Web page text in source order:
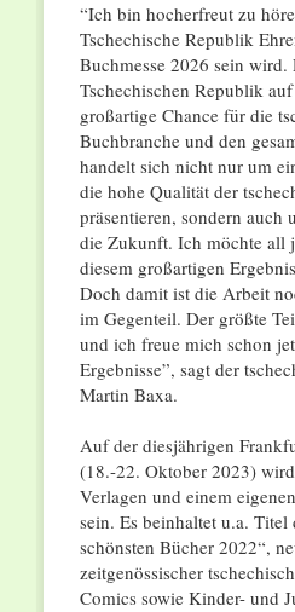
“Ich bin hocherfreut zu
Tschechische Republik
Buchmesse 2026 sein wird.
Tschechischen Republik
großartige Chance für die
Buchbranche und den
handelt sich nicht nur um
die hohe Qualität der
präsentieren, sondern auch
die Zukunft. Ich möchte all
diesem großartigen
Doch damit ist die Arbeit
im Gegenteil. Der größte
und ich freue mich schon
Ergebnisse”, sagt der
Martin Baxa.
Auf der diesjährigen
(18.-22. Oktober 2023)
Verlagen und einem
sein. Es beinhaltet u.a. Titel
schönsten Bücher 2022“,
zeitgenössischer
Comics sowie Kinder- und